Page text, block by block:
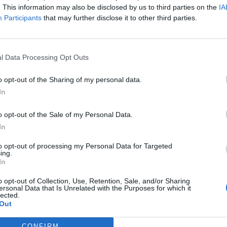
This information may also be disclosed by us to third parties on the
Participants that may further disclose it to other third parties.
Data Processing Opt Outs
opt-out of the Sharing of my personal data.
opt-out of the Sale of my Personal Data.
opt-out of processing my Personal Data for Targeted
opt-out of Collection, Use, Retention, Sale, and/or Sharing
Data that Is Unrelated with the Purposes for which it
e Roberto Poletti, ha lanciato poi una
confronti dell’europarlamentare del
parte della coalizione europea di
che pare possa formare il nuovo
senza aver vinto le elezioni”. La
in Italia come a Bruxelles: “Da noi per
elezioni, in Europa è la stessa cosa”.